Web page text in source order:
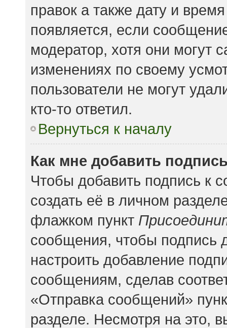
правок а также дату и
появляется, если
модератор, хотя они могут
изменениях по своему
пользователи не могут
кто-то ответил.
Вернуться к началу
Как мне добавить
Чтобы добавить подпись к
создать её в личном
флажком пункт
сообщения, чтобы подпись
настроить добавление
сообщениям, сделав
«Отправка сообщений»
разделе. Несмотря на это,